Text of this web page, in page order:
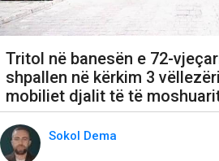
Tritol në banesën e 72-
shpallen në kërkim 3
mobiliet djalit të të
Sokol Dema